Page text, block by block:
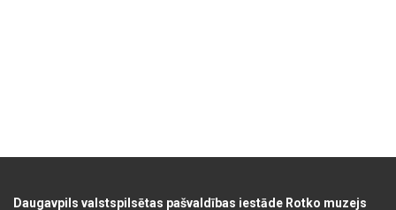
Daugavpils valstspilsētas pašvaldības iestāde Rotko muzejs